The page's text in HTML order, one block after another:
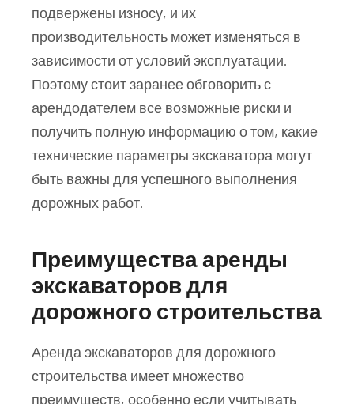
подвержены износу, и их
производительность может изменяться в
зависимости от условий эксплуатации.
Поэтому стоит заранее обговорить с
арендодателем все возможные риски и
получить полную информацию о том, какие
технические параметры экскаватора могут
быть важны для успешного выполнения
дорожных работ.
Преимущества аренды
экскаваторов для
дорожного строительства
Аренда экскаваторов для дорожного
строительства имеет множество
преимуществ, особенно если учитывать